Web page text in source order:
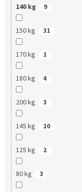
140 kg 9
150 kg 31
170 kg 1
180 kg 4
200 kg 3
145 kg 10
125 kg 2
80 kg 3